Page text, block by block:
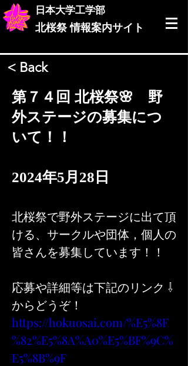
日本大学工学部
北桜祭情報案内サイト
< Back
第７４回 北桜祭🌸 野
外ステージの募集につ
いて！！
2024年5月28日
北桜祭で野外ステージに出て頂
ける、サークルや団体，個人の
皆さんを募集しています！！
応募や詳細等は下記のリンク ⇩
からどうぞ！
https://hokuosai.com/%E5%8F
%82%E5%8A%A0%E5%BF%9C%
E5%8B%9F